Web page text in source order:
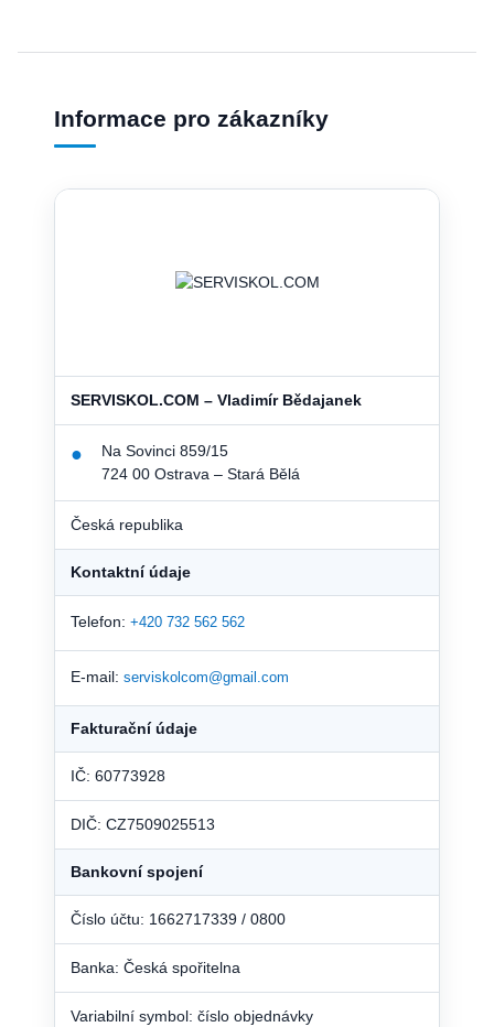
Informace pro zákazníky
SERVISKOL.COM – Vladimír Bědajanek
●
Na Sovinci 859/15
724 00 Ostrava – Stará Bělá
Česká republika
Kontaktní údaje
Telefon: +420 732 562 562
E-mail: serviskolcom@gmail.com
Fakturační údaje
IČ: 60773928
DIČ: CZ7509025513
Bankovní spojení
Číslo účtu: 1662717339 / 0800
Banka: Česká spořitelna
Variabilní symbol: číslo objednávky